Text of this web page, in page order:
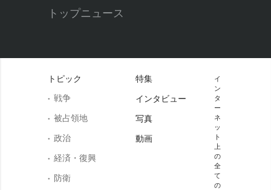
トップニュース
トピック
戦争
被占領地
政治
経済・復興
防衛
特集
インタビュー
写真
動画
イ
ン
タ
ー
ネ
ッ
ト
上
の
全
て
の